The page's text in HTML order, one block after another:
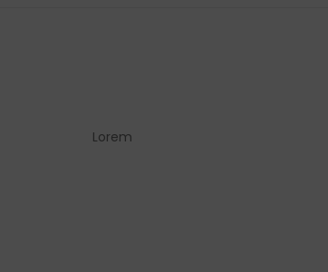
Lorem